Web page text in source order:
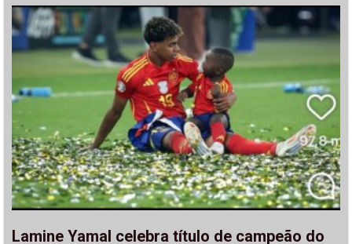
Lamine Yamal celebra título de campeão do